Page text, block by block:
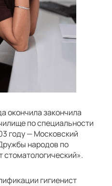
окончила закончила
по специальности
году — Московский
народов по
стоматологический».
гигиенист